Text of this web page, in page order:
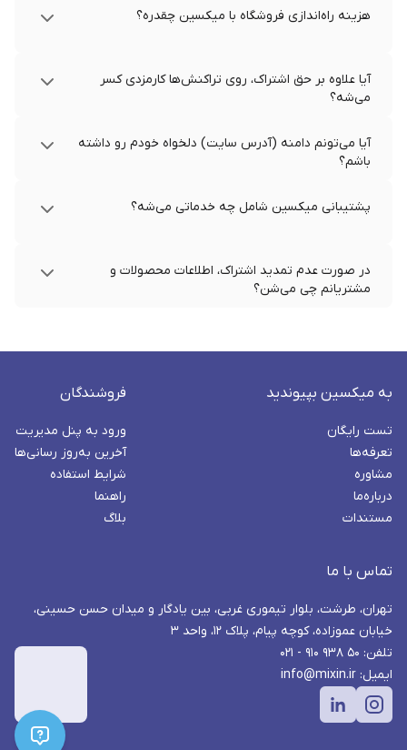
هزینه راه‌اندازی فروشگاه با میکسین چقدره؟
آیا علاوه بر حق اشتراک، روی تراکنش‌ها کارمزدی کسر
می‌شه؟
آیا می‌تونم دامنه (آدرس سایت) دلخواه خودم رو داشته
باشم؟
پشتیبانی میکسین شامل چه خدماتی می‌شه؟
در صورت عدم تمدید اشتراک، اطلاعات محصولات و
مشتریانم چی می‌شن؟
به میکسین بپیوندید
تست رایگان
تعرفه‌ها
مشاوره
درباره‌ما
مستندات
فروشندگان
ورود به پنل مدیریت
آخرین به‌روز رسانی‌ها
شرایط استفاده
راهنما
بلاگ
تماس با ما
تهران، طرشت، بلوار تیموری غربی، بین یادگار و میدان حسن حسینی،
خیابان عموزاده، کوچه پیام، پلاک ۱۲، واحد ۳
تلفن: ۵۰ ۹۳۸ ۹۱۰ - ۰۲۱
ایمیل: info@mixin.ir